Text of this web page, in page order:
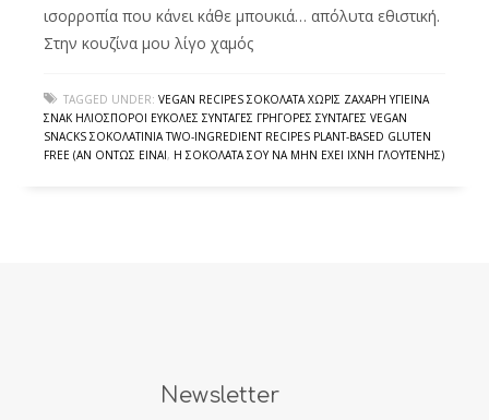
ισορροπία που κάνει κάθε μπουκιά… απόλυτα εθιστική.
Στην κουζίνα μου λίγο χαμός
TAGGED UNDER: VEGAN RECIPES ΣΟΚΟΛΆΤΑ ΧΩΡΊΣ ΖΆΧΑΡΗ ΥΓΙΕΙΝΆ
ΣΝΑΚ ΗΛΙΌΣΠΟΡΟΙ ΕΎΚΟΛΕΣ ΣΥΝΤΑΓΈΣ ΓΡΉΓΟΡΕΣ ΣΥΝΤΑΓΈΣ VEGAN
SNACKS ΣΟΚΟΛΑΤΊΝΙΑ TWO-INGREDIENT RECIPES PLANT-BASED GLUTEN
FREE (ΑΝ ΌΝΤΩΣ ΕΊΝΑΙ, Η ΣΟΚΟΛΆΤΑ ΣΟΥ ΝΑ ΜΗΝ ΈΧΕΙ ΊΧΝΗ ΓΛΟΥΤΈΝΗΣ)
Newsletter